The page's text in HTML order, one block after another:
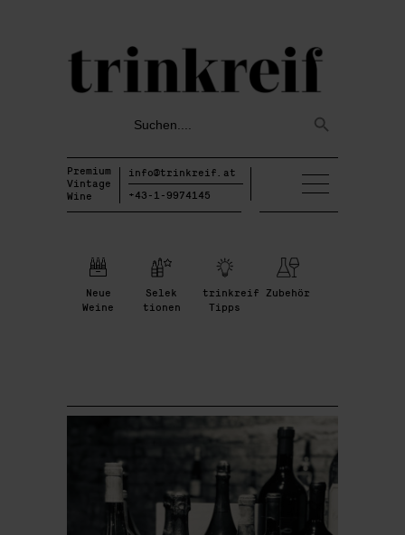
for:
Button
Premium
Vintage
Wine
info@trinkreif.at
+43-1-9974145
Neue
Weine
Selek
tionen
trinkreif
Tipps
Zubehör